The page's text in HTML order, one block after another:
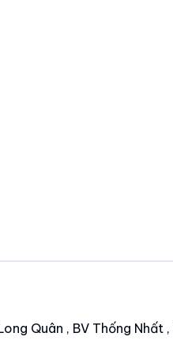
Quân , BV Thống Nhất ,